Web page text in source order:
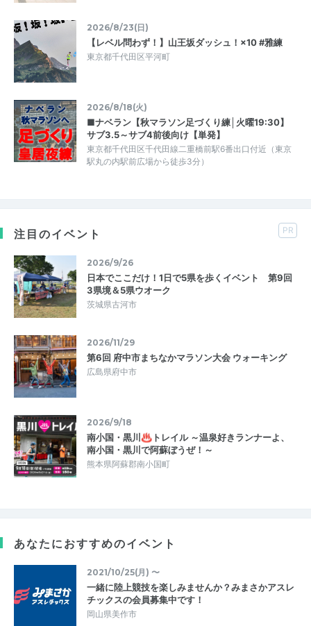
2026/8/23(日)
【レベル問わず！】山王坂ダッシュ！×10 #雅練
東京都千代田区平河町
2026/8/18(火)
■ナベラン【秋マラソン足づくり練│火曜19:30】
サブ3.5～サブ4前後向け【単発】
東京都千代田区千代田線二重橋前駅6番出口付近（東京
駅丸の内駅前広場から徒歩3分）
注目のイベント PR
2026/9/26
日本でここだけ！1日で5県を歩くイベント 第9回
3県境＆5県ウオーク
茨城県古河市
2026/11/29
第6回 府中市まちなかマラソン大会 ウォーキング
広島県府中市
2026/9/18
南小国・黒川♨トレイル ～温泉好きランナーよ、
南小国・黒川で阿蘇ぼうぜ！～
熊本県阿蘇郡南小国町
あなたにおすすめのイベント
2021/10/25(月) 〜
一緒に陸上競技を楽しみませんか？みまさかアスレ
チックスの会員募集中です！
岡山県美作市